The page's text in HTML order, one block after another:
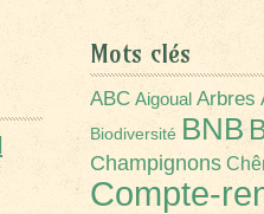
Mots clés
ABC Aigoual Arbres
Biodiversité BNB
Champignons
Compte-